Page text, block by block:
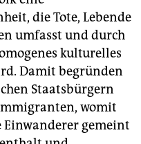
die Tote, Lebende
umfasst und durch
kulturelles
Damit begründen
Staatsbürgern
womit
gemeint